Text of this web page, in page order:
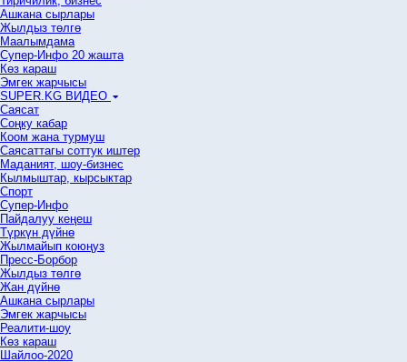
Ашкана сырлары
Жылдыз төлгө
Маалымдама
Супер-Инфо 20 жашта
Көз караш
Эмгек жарчысы
SUPER.KG ВИДЕО
Саясат
Cоңку кабар
Коом жана турмуш
Саясаттагы соттук иштер
Маданият, шоу-бизнес
Кылмыштар, кырсыктар
Спорт
Супер-Инфо
Пайдалуу кеңеш
Түркүн дүйнө
Жылмайып коюңуз
Пресс-Борбор
Жылдыз төлгө
Жан дүйнө
Ашкана сырлары
Эмгек жарчысы
Реалити-шоу
Көз караш
Шайлоо-2020